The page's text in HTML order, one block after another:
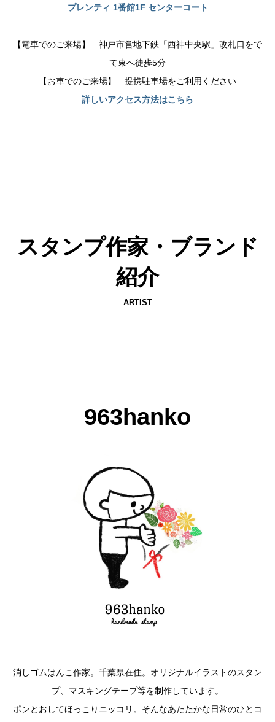
プレンティ 1番館1F センターコート
【電車でのご来場】 神戸市営地下鉄「西神中央駅」改札口をで
て東へ徒歩5分
【お車でのご来場】 提携駐車場をご利用ください
詳しいアクセス方法はこちら
スタンプ作家・ブランド
紹介
ARTIST
963hanko
消しゴムはんこ作家。千葉県在住。オリジナルイラストのスタン
プ、マスキングテープ等を制作しています。
ポンとおしてほっこりニッコリ。そんなあたたかな日常のひとコ